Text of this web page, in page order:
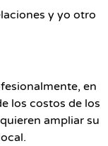
y yo otro
en
los costos de los
ampliar su